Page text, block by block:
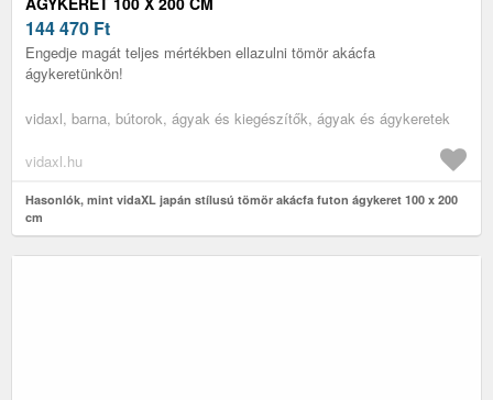
144 470 Ft
Engedje magát teljes mértékben ellazulni tömör akácfa
ágykeretünkön!
vidaxl, barna, bútorok, ágyak és kiegészítők, ágyak és ágykeretek
vidaxl.hu
Hasonlók, mint vidaXL japán stílusú tömör akácfa futon ágykeret 100 x 200
cm